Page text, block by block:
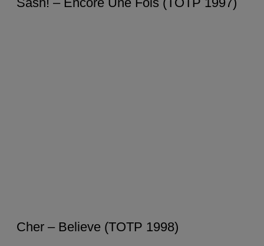
Cher – Believe (TOTP 1998)